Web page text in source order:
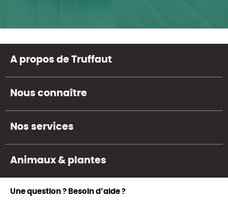
A propos de Truffaut
Nous connaître
Nos services
Animaux & plantes
Une question ? Besoin d’aide ?